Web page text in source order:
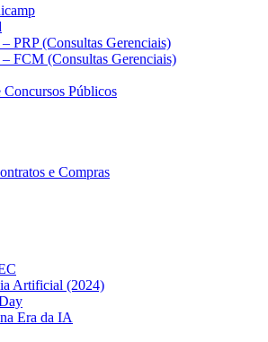
PRP (Consultas Gerenciais)
FCM (Consultas Gerenciais)
Concursos Públicos
e Compras
Artificial (2024)
Era da IA